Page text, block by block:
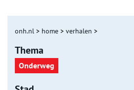
onh.nl > home > verhalen >
Thema
Onderweg